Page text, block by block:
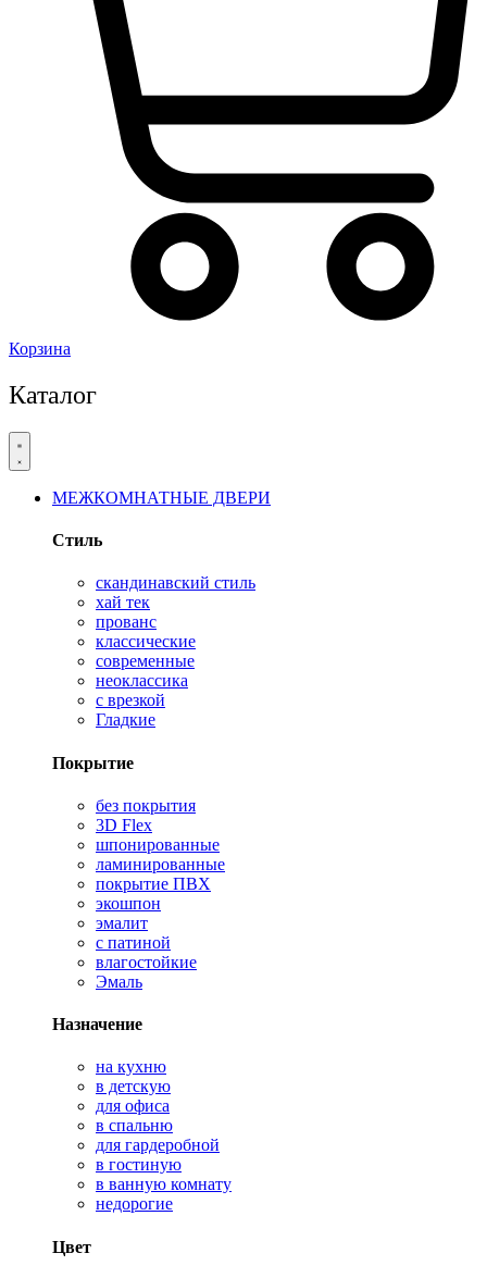
Корзина
Каталог
МЕЖКОМНАТНЫЕ ДВЕРИ
Стиль
скандинавский стиль
хай тек
прованс
классические
современные
неоклассика
с врезкой
Гладкие
Покрытие
без покрытия
3D Flex
шпонированные
ламинированные
покрытие ПВХ
экошпон
эмалит
с патиной
влагостойкие
Эмаль
Назначение
на кухню
в детскую
для офиса
в спальню
для гардеробной
в гостиную
в ванную комнату
недорогие
Цвет